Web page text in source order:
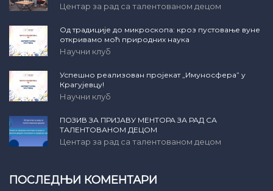
Центар за рад са талентованом децом
Од традиције до микроскопа: кроз пустовање вуне
откривамо моћ природних наука
Научни клуб
Успешно реализован пројекат „Имуносфера” у
Крагујевцу!
Научни клуб
ПОЗИВ ЗА ПРИЈАВУ МЕНТОРА ЗА РАД СА
ТАЛЕНТОВАНОМ ДЕЦОМ
Центар за рад са талентованом децом
ПОСЛЕДЊИ КОМЕНТАРИ